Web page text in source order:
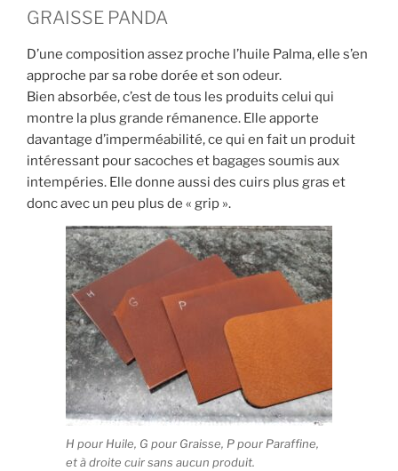
GRAISSE PANDA
D’une composition assez proche l’huile Palma, elle s’en
approche par sa robe dorée et son odeur.
Bien absorbée, c’est de tous les produits celui qui
montre la plus grande rémanence. Elle apporte
davantage d’imperméabilité, ce qui en fait un produit
intéressant pour sacoches et bagages soumis aux
intempéries. Elle donne aussi des cuirs plus gras et
donc avec un peu plus de « grip ».
H pour Huile, G pour Graisse, P pour Paraffine,
et à droite cuir sans aucun produit.